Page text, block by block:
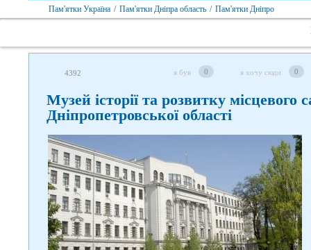
Пам'ятки Україна / Пам'ятки Дніпра область / Пам'ятки Дніпро
4392 я був 0 я хочу сюди 0
Музей історії та розвитку місцевого
Дніпропетровської області